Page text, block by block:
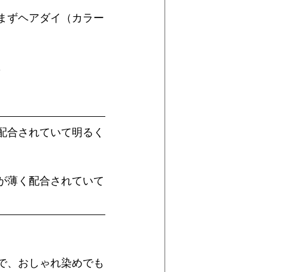
ずヘアダイ（カラー
合されていて明るく
薄く配合されていて
、おしゃれ染めでも